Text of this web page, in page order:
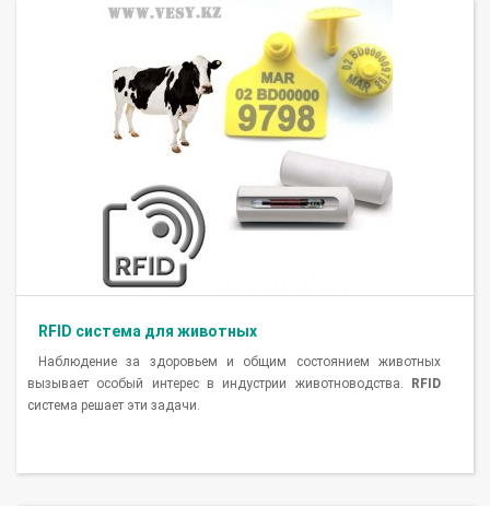
RFID система для животных
Наблюдение за здоровьем и общим состоянием животных
вызывает особый интерес в индустрии животноводства.
RFID
система решает эти задачи.